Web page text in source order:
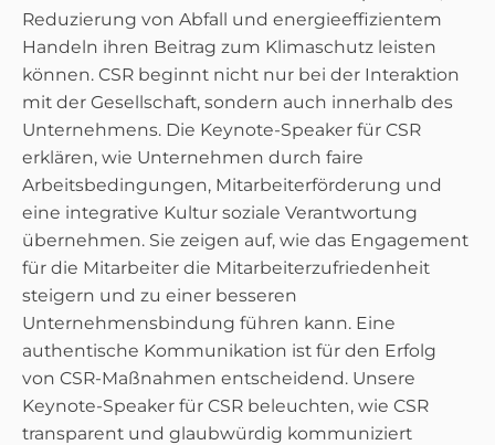
Reduzierung von Abfall und energieeffizientem
Handeln ihren Beitrag zum Klimaschutz leisten
können. CSR beginnt nicht nur bei der Interaktion
mit der Gesellschaft, sondern auch innerhalb des
Unternehmens. Die Keynote-Speaker für CSR
erklären, wie Unternehmen durch faire
Arbeitsbedingungen, Mitarbeiterförderung und
eine integrative Kultur soziale Verantwortung
übernehmen. Sie zeigen auf, wie das Engagement
für die Mitarbeiter die Mitarbeiterzufriedenheit
steigern und zu einer besseren
Unternehmensbindung führen kann. Eine
authentische Kommunikation ist für den Erfolg
von CSR-Maßnahmen entscheidend. Unsere
Keynote-Speaker für CSR beleuchten, wie CSR
transparent und glaubwürdig kommuniziert